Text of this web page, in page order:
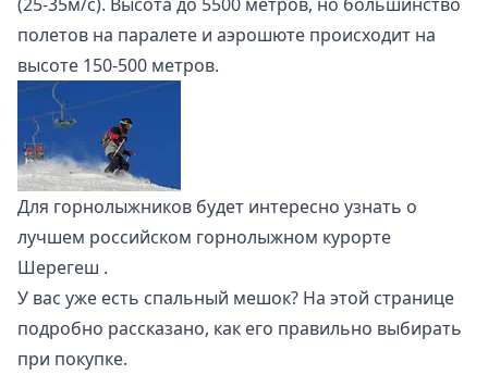
полетов на паралете и аэрошюте происходит на
высоте 150-500 метров.
Для горнолыжников будет интересно узнать о
лучшем российском горнолыжном курорте
Шерегеш .
У вас уже есть спальный мешок? На этой странице
подробно рассказано, как его правильно выбирать
при покупке.